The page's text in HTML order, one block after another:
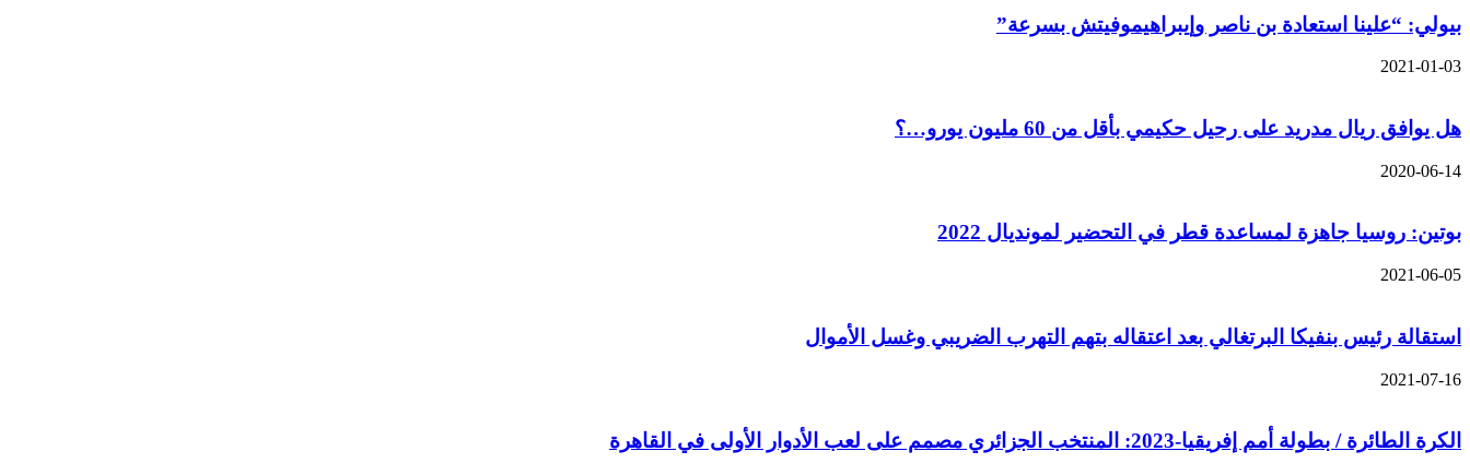
بيولي: “علينا استعادة بن ناصر وإيبراهيموفيتش بسرعة”
2021-01-03
هل يوافق ريال مدريد على رحيل حكيمي بأقل من 60 مليون يورو…؟
2020-06-14
بوتين: روسيا جاهزة لمساعدة قطر في التحضير لمونديال 2022
2021-06-05
استقالة رئيس بنفيكا البرتغالي بعد اعتقاله بتهم التهرب الضريبي وغسل الأموال
2021-07-16
الكرة الطائرة / بطولة أمم إفريقيا-2023: المنتخب الجزائري مصمم على لعب الأدوار الأولى في القاهرة